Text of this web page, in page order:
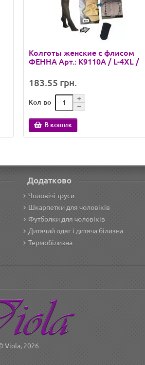
Колготы женские с флисом
ФЕННА Арт.: K9110A / L-4XL /
183.55 грн.
Кол-во
В кошик
Додатково
Чоловічі труси
Шкарпетки для чоловіків
Футболки для чоловіків
Дитячий одяг і дитяча білизна
Термобілизна
Viola, 2026